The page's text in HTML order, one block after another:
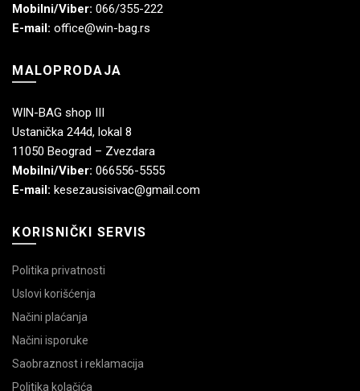
Mobilni/Viber: 066/355-222
E-mail: office@win-bag.rs
MALOPRODAJA
WIN-BAG shop III
Ustanička 244d, lokal 8
11050 Beograd – Zvezdara
Mobilni/Viber: 066556-5555
E-mail: kesezausisivac@gmail.com
KORISNIČKI SERVIS
Politika privatnosti
Uslovi korišćenja
Načini plaćanja
Načini isporuke
Saobraznost i reklamacija
Politika kolačića